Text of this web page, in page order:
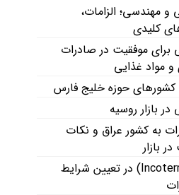
مهندسی؛ الزامات،
کلیدی
برای موفقیت در صادرات
مواد غذایی
کشورهای حوزه خلیج فارس
بازار روسیه
به کشور عراق و نکات
بازار
نقش اینکوترمز (Incoterms) در تعیین شرایط